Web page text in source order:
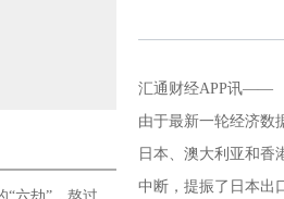
汇通财经APP讯——
由于最新一轮经济数
日本、澳大利亚和香
中断，提振了日本出